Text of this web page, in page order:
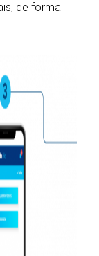
de forma